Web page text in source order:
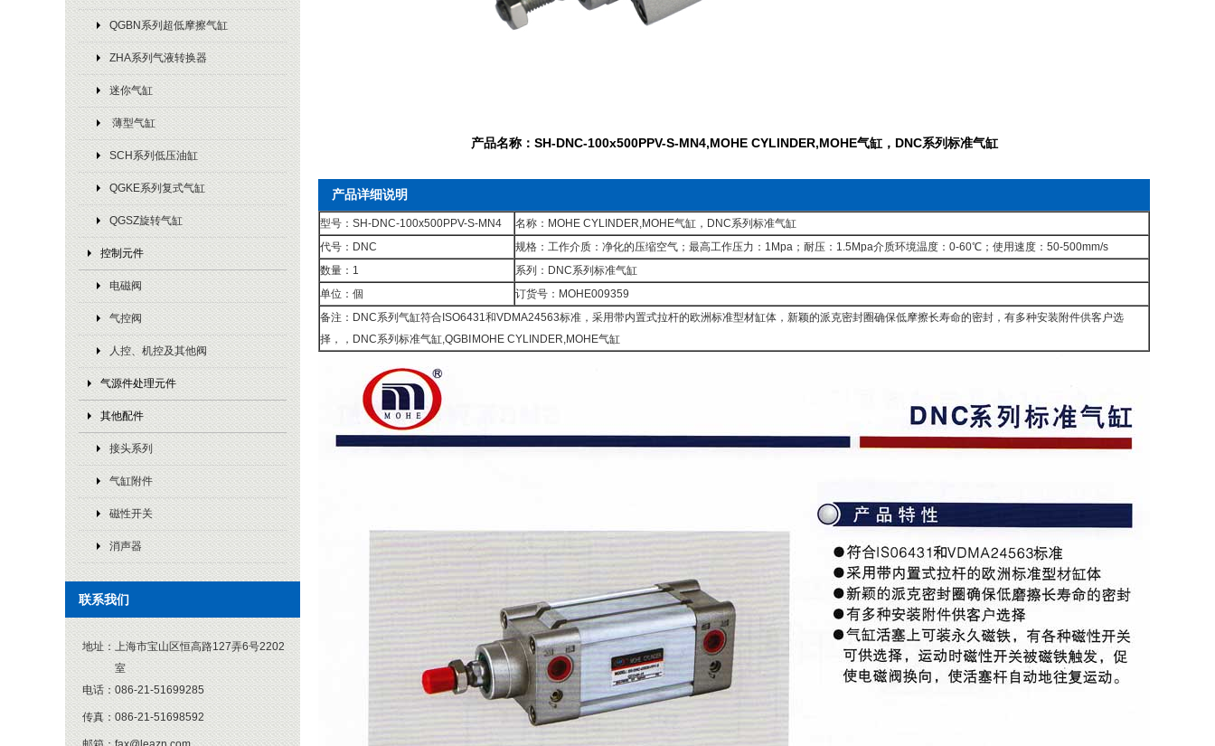
QGBN系列超低摩擦气缸
ZHA系列气液转换器
迷你气缸
薄型气缸
SCH系列低压油缸
QGKE系列复式气缸
QGSZ旋转气缸
控制元件
电磁阀
气控阀
人控、机控及其他阀
气源件处理元件
其他配件
接头系列
气缸附件
磁性开关
消声器
联系我们
地址： 上海市宝山区恒高路127弄6号2202
室
电话： 086-21-51699285
传真： 086-21-51698592
产品名称：SH-DNC-100x500PPV-S-MN4,MOHE CYLINDER,MOHE气缸，DNC系列标准气缸
产品详细说明
型号：SH-DNC-100x500PPV-S-MN4
名称：MOHE CYLINDER,MOHE气缸，DNC系列标准气缸
代号：DNC
规格：工作介质：净化的压缩空气；最高工作压力：1Mpa；耐压：1.5Mpa介质环境温度：0-60℃；使用速度：50-500mm/s
数量：1
系列：DNC系列标准气缸
单位：個
订货号：MOHE009359
备注：DNC系列气缸符合ISO6431和VDMA24563标准，采用带内置式拉杆的欧洲标准型材缸体，新颖的派克密封圈确保低摩擦长寿命的密封，有多种安装附件供客户选
择，，DNC系列标准气缸,QGBⅠMOHE CYLINDER,MOHE气缸